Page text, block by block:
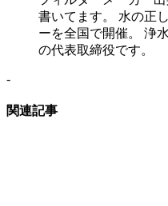
書いてます。 水の正
ーを全国で開催。 浄
の代表取締役です。
-
関連記事